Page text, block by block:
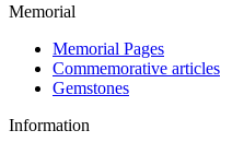
Memorial
Memorial Pages
Commemorative articles
Gemstones
Information